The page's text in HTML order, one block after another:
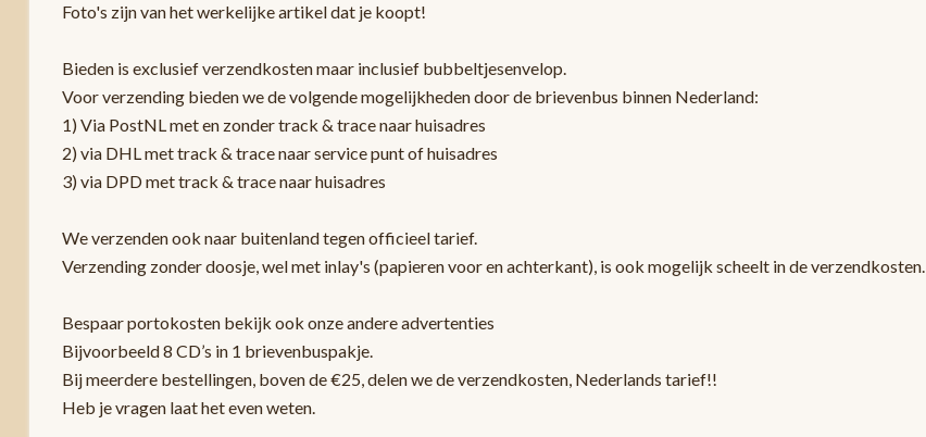
Foto's zijn van het werkelijke artikel dat je koopt!
Bieden is exclusief verzendkosten maar inclusief bubbeltjesenvelop.
Voor verzending bieden we de volgende mogelijkheden door de brievenbus binnen Nederland:
1) Via PostNL met en zonder track & trace naar huisadres
2) via DHL met track & trace naar service punt of huisadres
3) via DPD met track & trace naar huisadres
We verzenden ook naar buitenland tegen officieel tarief.
Verzending zonder doosje, wel met inlay's (papieren voor en achterkant), is ook mogelijk scheelt in de verzendkosten.
Bespaar portokosten bekijk ook onze andere advertenties
Bijvoorbeeld 8 CD’s in 1 brievenbuspakje.
Bij meerdere bestellingen, boven de €25, delen we de verzendkosten, Nederlands tarief!!
Heb je vragen laat het even weten.